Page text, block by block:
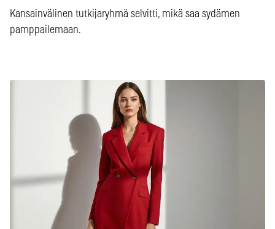
Kansainvälinen tutkijaryhmä selvitti, mikä saa sydämen
pamppailemaan.